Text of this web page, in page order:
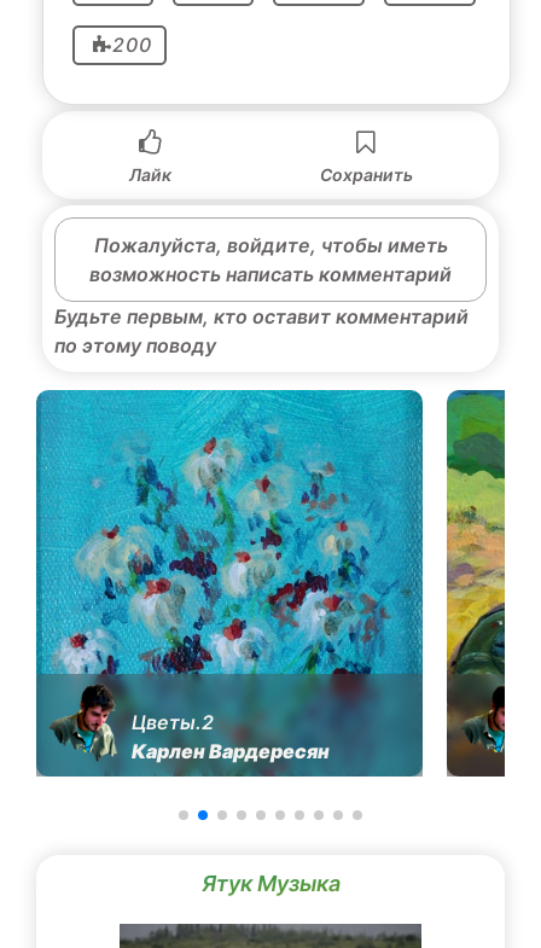
200
Лайк Сохранить
Пожалуйста, войдите, чтобы иметь
возможность написать комментарий
Будьте первым, кто оставит комментарий
по этому поводу
Цветы.2
Карлен Вардересян
Ятук Музыка